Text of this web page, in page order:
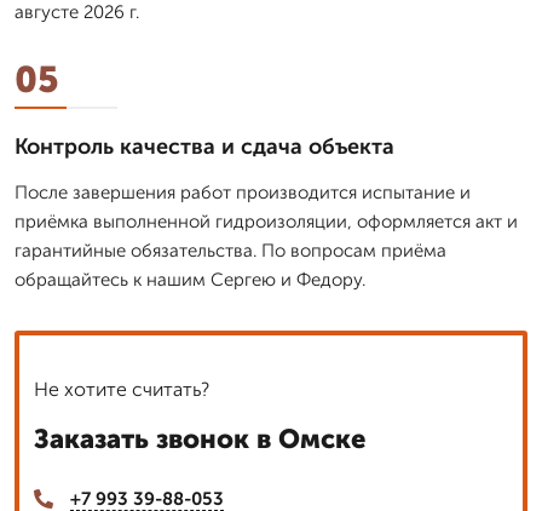
августе 2026 г.
05
Контроль качества и сдача объекта
После завершения работ производится испытание и
приёмка выполненной гидроизоляции, оформляется акт и
гарантийные обязательства. По вопросам приёма
обращайтесь к нашим Сергею и Федору.
Не хотите считать?
Заказать звонок в Омске
+7 993 39-88-053